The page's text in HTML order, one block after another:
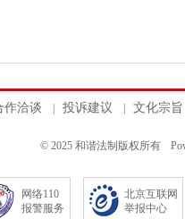
作洽谈 投诉建议 文化宗旨
© 2025 和谐法制版权所有
网络110
报警服务
北京互联网
举报中心